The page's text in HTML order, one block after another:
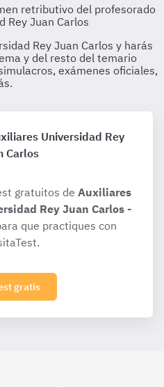
Universidad Rey
Carlos
gratuitos de Auxiliares
Rey Juan Carlos -
que practiques con
gratis